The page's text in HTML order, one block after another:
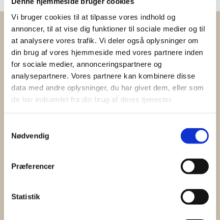
Vi bruger cookies til at tilpasse vores indhold og
annoncer, til at vise dig funktioner til sociale medier og til
at analysere vores trafik. Vi deler også oplysninger om
din brug af vores hjemmeside med vores partnere inden
for sociale medier, annonceringspartnere og
analysepartnere. Vores partnere kan kombinere disse
data med andre oplysninger, du har givet dem, eller som
de har indsamlet fra din brug af deres tjenester.
Nødvendig
Præferencer
Statistik
Fordele ved at bo på K
 Morgenmad, frokost
og aftensmad
Der er morgenmad hver dag -
frokostsandwich mandag til
menuher.
 Fantastisk
 Attraktive priser
feriepengene på at nyde
storbyen. Se alle vores priser